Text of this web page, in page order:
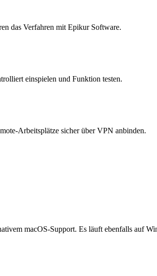
das Verfahren mit Epikur Software.
einspielen und Funktion testen.
Arbeitsplätze sicher über VPN anbinden.
macOS-Support. Es läuft ebenfalls auf